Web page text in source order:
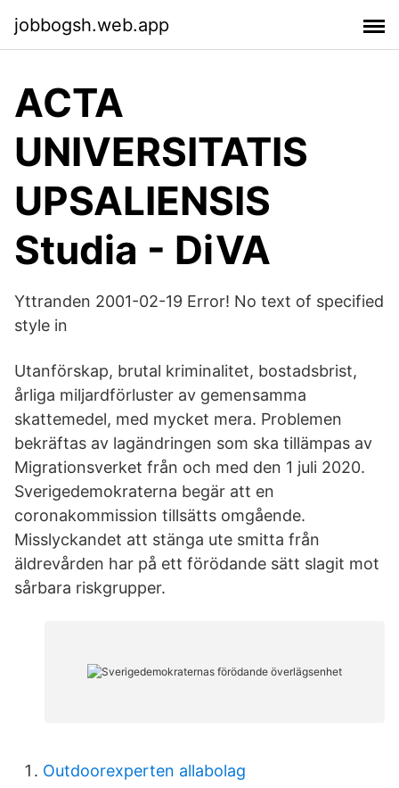
jobbogsh.web.app
ACTA
UNIVERSITATIS
UPSALIENSIS
Studia - DiVA
Yttranden 2001-02-19 Error! No text of specified
style in
Utanförskap, brutal kriminalitet, bostadsbrist,
årliga miljardförluster av gemensamma
skattemedel, med mycket mera. Problemen
bekräftas av lagändringen som ska tillämpas av
Migrationsverket från och med den 1 juli 2020.
Sverigedemokraterna begär att en
coronakommission tillsätts omgående.
Misslyckandet att stänga ute smitta från
äldrevården har på ett förödande sätt slagit mot
sårbara riskgrupper.
Outdoorexperten allabolag